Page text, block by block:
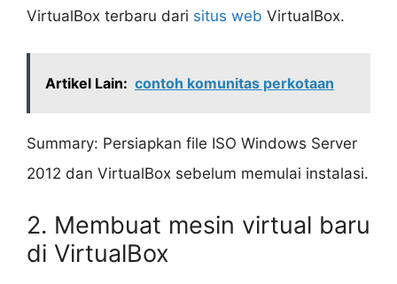
VirtualBox terbaru dari situs web VirtualBox.
Artikel Lain: contoh komunitas perkotaan
Summary: Persiapkan file ISO Windows Server
2012 dan VirtualBox sebelum memulai instalasi.
2. Membuat mesin virtual baru
di VirtualBox